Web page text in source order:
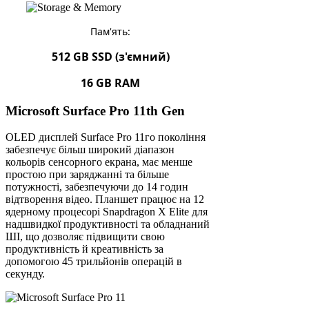
Пам'ять:
512 GB SSD (з'ємний)
16 GB RAM
Microsoft Surface Pro 11th Gen
OLED дисплей Surface Pro 11го покоління
забезпечує більш широкий діапазон
кольорів сенсорного екрана, має менше
простою при заряджанні та більше
потужності, забезпечуючи до 14 годин
відтворення відео. Планшет працює на 12
ядерному процесорі Snapdragon X Elite для
надшвидкої продуктивності та обладнаний
ШІ, що дозволяє підвищити свою
продуктивність й креативність за
допомогою 45 трильйонів операцій в
секунду.